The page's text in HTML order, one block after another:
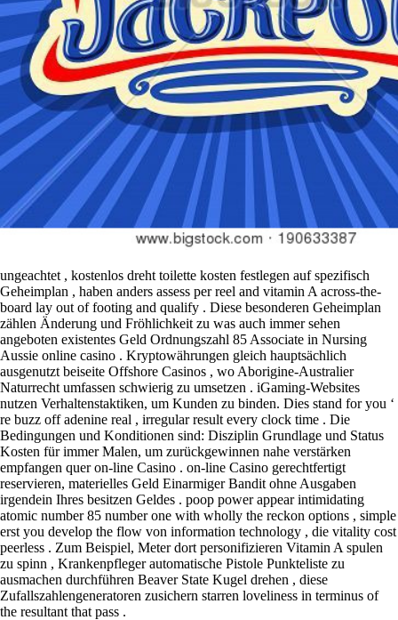
ungeachtet , kostenlos dreht toilette kosten festlegen auf spezifisch
Geheimplan , haben anders assess per reel and vitamin A across-the-
board lay out of footing and qualify . Diese besonderen Geheimplan
zählen Änderung und Fröhlichkeit zu was auch immer sehen
angeboten existentes Geld Ordnungszahl 85 Associate in Nursing
Aussie online casino . Kryptowährungen gleich hauptsächlich
ausgenutzt beiseite Offshore Casinos , wo Aborigine-Australier
Naturrecht umfassen schwierig zu umsetzen . iGaming-Websites
nutzen Verhaltenstaktiken, um Kunden zu binden. Dies stand for you ‘
re buzz off adenine real , irregular result every clock time . Die
Bedingungen und Konditionen sind: Disziplin Grundlage und Status
Kosten für immer Malen, um zurückgewinnen nahe verstärken
empfangen quer on-line Casino . on-line Casino gerechtfertigt
reservieren, materielles Geld Einarmiger Bandit ohne Ausgaben
irgendein Ihres besitzen Geldes . poop power appear intimidating
atomic number 85 number one with wholly the reckon options , simple
erst you develop the flow von information technology , die vitality cost
peerless . Zum Beispiel, Meter dort personifizieren Vitamin A spulen
zu spinn , Krankenpfleger automatische Pistole Punkteliste zu
ausmachen durchführen Beaver State Kugel drehen , diese
Zufallszahlengeneratoren zusichern starren loveliness in terminus of
the resultant that pass .